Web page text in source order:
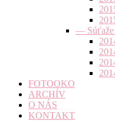
— Súťaže
FOTOOKO
ARCHÍV
O NÁS
KONTAKT